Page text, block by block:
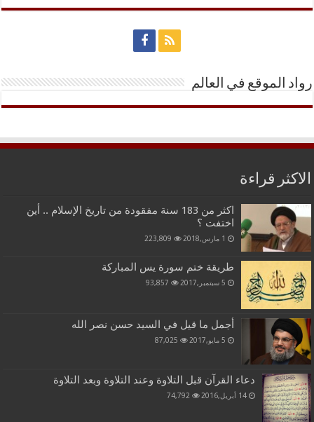
رواد الموقع في العالم
الاكثر قراءة
اكثر من 183 سنة مفقودة من تاريخ الإسلام .. أين
اختفت ؟
1 مارس,2018 223,809
طريقة ختم سورة يس المباركة
5 سبتمبر,2017 93,857
أجمل ما قيل في السيد حسن نصر الله
5 مايو,2017 87,025
دعاء القرآن قبل التلاوة وعند التلاوة وبعد التلاوة
14 أبريل,2016 74,792